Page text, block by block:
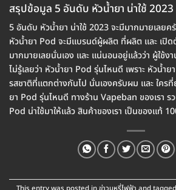
สรุปข้อมูล 5 อันดับ หัวน้ำยา น่าใช้ 2023
5 อันดับ หัวน้ำยา น่าใช้ 2023 จะมีมากมายเลยค
หัวน้ำยา Pod จะมีแบรนด์ผู้ผลิต ที่ผลิต และ เปิ
มากมายเลยนั่นเอง และ แน่นอนอยู่แล้วว่า ผู้ใช้ง
ไม่รู้เลยว่า หัวน้ำยา Pod รุ่นไหนดี เพราะ หัวน้ำ
รสชาติที่แตกต่างกันไป นั่นเองครับผม และ ใครที่
ยา Pod รุ่นไหนดี ทางร้าน Vapeban ของเรา ร
Pod น่าใช้มาให้แล้ว สินค้าของเรา เป็นของแท้